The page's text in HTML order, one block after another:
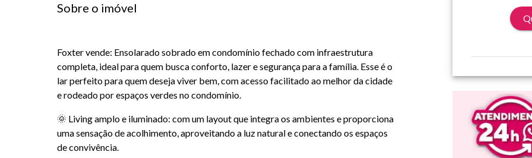
Sobre o imóvel
Foxter vende: Ensolarado sobrado em condomínio fechado com infraestrutura
completa, ideal para quem busca conforto, lazer e segurança para a família. Esse é o
lar perfeito para quem deseja viver bem, com acesso facilitado ao melhor da cidade
e rodeado por espaços verdes no condomínio.
🌞 Living amplo e iluminado: com um layout que integra os ambientes e proporciona
uma sensação de acolhimento, aproveitando a luz natural e conectando os espaços
de convivência.